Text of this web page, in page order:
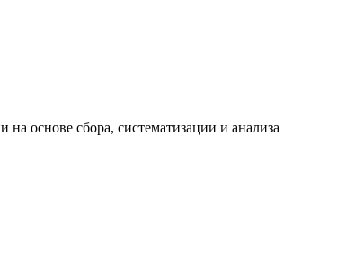
основе сбора, систематизации и анализа